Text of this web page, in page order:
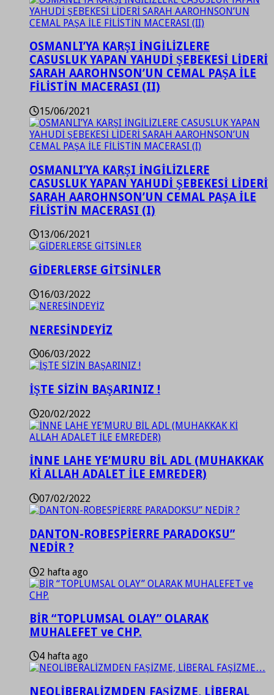
OSMANLI’YA KARŞI İNGİLİZLERE
CASUSLUK YAPAN YAHUDİ ŞEBEKESİ LİDERİ
SARAH AAROHNSON’UN CEMAL PAŞA İLE
FİLİSTİN MACERASI (II)
15/06/2021
OSMANLI’YA KARŞI İNGİLİZLERE
CASUSLUK YAPAN YAHUDİ ŞEBEKESİ LİDERİ
SARAH AAROHNSON’UN CEMAL PAŞA İLE
FİLİSTİN MACERASI (I)
13/06/2021
GİDERLERSE GİTSİNLER
16/03/2022
NERESİNDEYİZ
06/03/2022
İŞTE SİZİN BAŞARINIZ !
20/02/2022
İNNE LAHE YE’MURU BİL ADL (MUHAKKAK
Kİ ALLAH ADALET İLE EMREDER)
07/02/2022
DANTON-ROBESPİERRE PARADOKSU”
NEDİR ?
2 hafta ago
BİR “TOPLUMSAL OLAY” OLARAK
MUHALEFET ve CHP.
4 hafta ago
NEOLİBERALİZMDEN FAŞİZME, LİBERAL